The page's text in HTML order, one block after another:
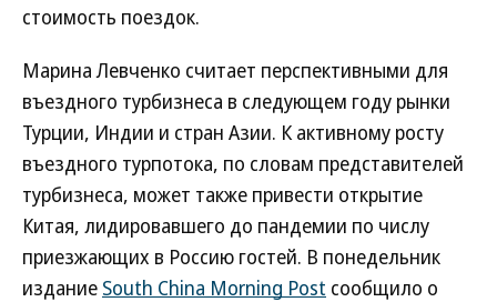
стоимость поездок.
Марина Левченко считает перспективными для
въездного турбизнеса в следующем году рынки
Турции, Индии и стран Азии. К активному росту
въездного турпотока, по словам представителей
турбизнеса, может также привести открытие
Китая, лидировавшего до пандемии по числу
приезжающих в Россию гостей. В понедельник
издание South China Morning Post сообщило о